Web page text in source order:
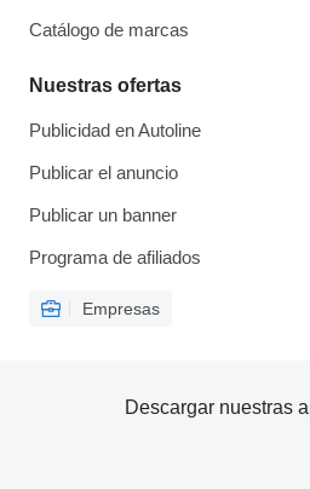
Catálogo de marcas
Nuestras ofertas
Publicidad en Autoline
Publicar el anuncio
Publicar un banner
Programa de afiliados
Empresas
Descargar nuestras